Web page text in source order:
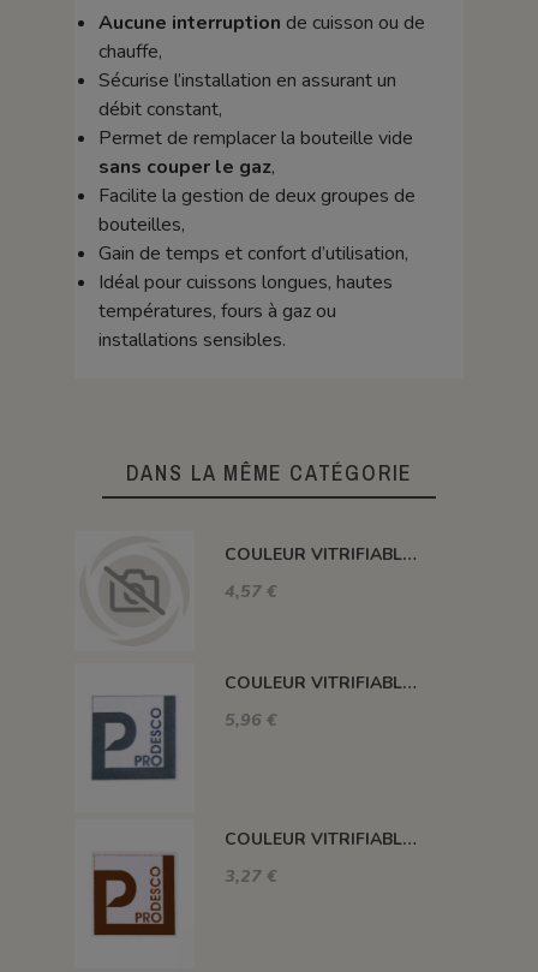
Aucune interruption de cuisson ou de
chauffe,
Sécurise l’installation en assurant un
débit constant,
Permet de remplacer la bouteille vide
sans couper le gaz,
Facilite la gestion de deux groupes de
bouteilles,
Gain de temps et confort d’utilisation,
Idéal pour cuissons longues, hautes
températures, fours à gaz ou
installations sensibles.
DANS LA MÊME CATÉGORIE
COULEUR VITRIFIABLE DÉCOR SANS PLOMB JAUNE VA105
4,57 €
COULEUR VITRIFIABLE DÉCOR SANS PLOMB GRIS VA116
5,96 €
COULEUR VITRIFIABLE DÉCOR SANS PLOMB CHOCOLAT VA109
3,27 €